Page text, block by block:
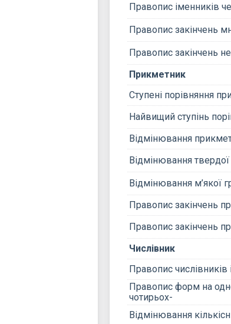
Правопис іменників
Правопис закінчень
Правопис закінчень
Прикметник
Ступені порівняння
Найвищий ступінь
Відмінювання
Відмінювання
Відмінювання м’якої
Правопис закінчень
Правопис закінчень
Числівник
Правопис числівників
Правопис форм на
чотирьох-
Відмінювання